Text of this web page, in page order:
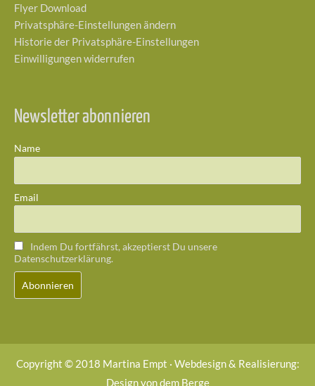
Flyer Download
Privatsphäre-Einstellungen ändern
Historie der Privatsphäre-Einstellungen
Einwilligungen widerrufen
Newsletter abonnieren
Name
Email
Indem Du fortfährst, akzeptierst Du unsere
Datenschutzerklärung.
Copyright © 2018 Martina Empt · Webdesign & Realisierung:
Design von dem Berge